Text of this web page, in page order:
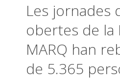
Les jornades
obertes de la
MARQ han
de 5.365